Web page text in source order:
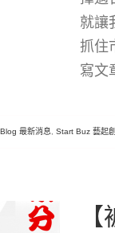
就讓
抓住
寫文
最新消息 Start Buz 藝起